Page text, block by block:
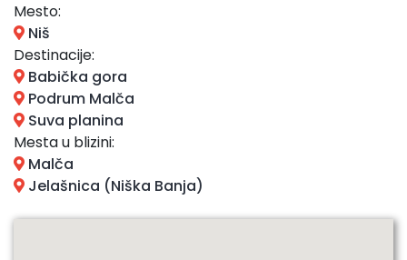
Mesto:
Niš
Destinacije:
Babička gora
Podrum Malča
Suva planina
Mesta u blizini:
Malča
Jelašnica (Niška Banja)